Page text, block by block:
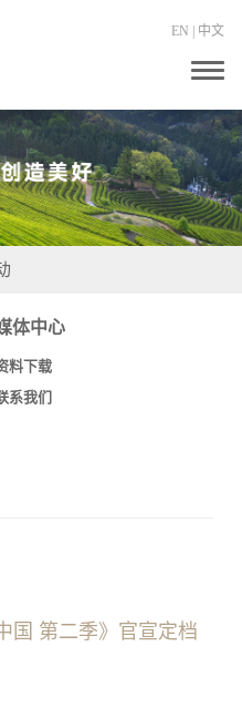
EN 中文
T
g
g
e
n
a
v
i
体中心
料下载
系我们
国 第二季》官宣定档